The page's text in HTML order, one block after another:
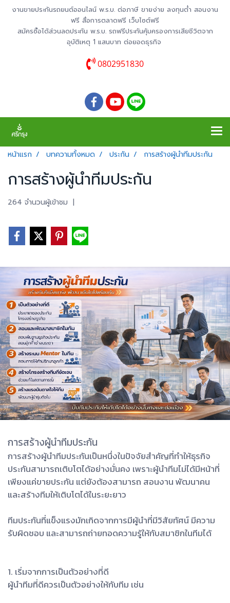
งานขายประกันรถยนต์ออนไลน์ พ.ร.บ. ต่อภาษี ขายง่าย ลงทุนต่ำ สอนงาน
ฟรี สื่อการตลาดฟรี เว็บไซต์ฟรี
สมัครซื้อได้ส่วนลดประกัน พ.ร.บ. รถฟรีประกันคุ้มครองการเสียชีวิตจาก
อุบัติเหตุ 1 แสนบาท ต่อยอดธุรกิจ
0802951830
หน้าแรก บทความทั้งหมด ประกัน การสร้างผู้นำทีมประกัน
การสร้างผู้นำทีมประกัน
264 จำนวนผู้เข้าชม |
การสร้างผู้นำทีมประกัน
การสร้างผู้นำทีมประกันเป็นหนึ่งในปัจจัยสำคัญที่ทำให้ธุรกิจ
ประกันสามารถเติบโตได้อย่างมั่นคง เพราะผู้นำทีมไม่ได้มีหน้าที่
เพียงแค่ขายประกัน แต่ยังต้องสามารถ สอนงาน พัฒนาคน
และสร้างทีมให้เติบโตได้ในระยะยาว
ทีมประกันที่แข็งแรงมักเกิดจากการมีผู้นำที่มีวิสัยทัศน์ มีความ
รับผิดชอบ และสามารถถ่ายทอดความรู้ให้กับสมาชิกในทีมได้
1. เริ่มจากการเป็นตัวอย่างที่ดี
ผู้นำทีมที่ดีควรเป็นตัวอย่างให้กับทีม เช่น